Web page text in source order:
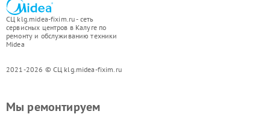
СЦ klg.midea-fixim.ru - сеть
сервисных центров в Калуге по
ремонту и обслуживанию техники
Midea
2021-2026 © СЦ klg.midea-fixim.ru
Мы ремонтируем